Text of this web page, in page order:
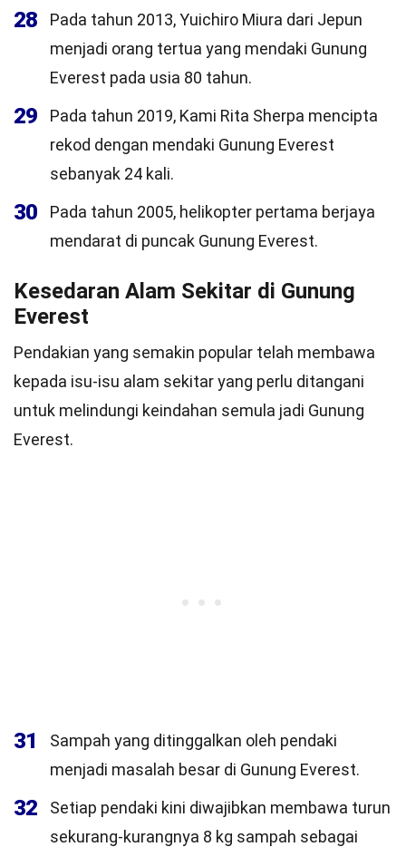
28
Pada tahun 2013, Yuichiro Miura dari Jepun
menjadi orang tertua yang mendaki Gunung
Everest pada usia 80 tahun.
29
Pada tahun 2019, Kami Rita Sherpa mencipta
rekod dengan mendaki Gunung Everest
sebanyak 24 kali.
30
Pada tahun 2005, helikopter pertama berjaya
mendarat di puncak Gunung Everest.
Kesedaran Alam Sekitar di Gunung
Everest
Pendakian yang semakin popular telah membawa
kepada isu-isu alam sekitar yang perlu ditangani
untuk melindungi keindahan semula jadi Gunung
Everest.
31
Sampah yang ditinggalkan oleh pendaki
menjadi masalah besar di Gunung Everest.
32
Setiap pendaki kini diwajibkan membawa turun
sekurang-kurangnya 8 kg sampah sebagai